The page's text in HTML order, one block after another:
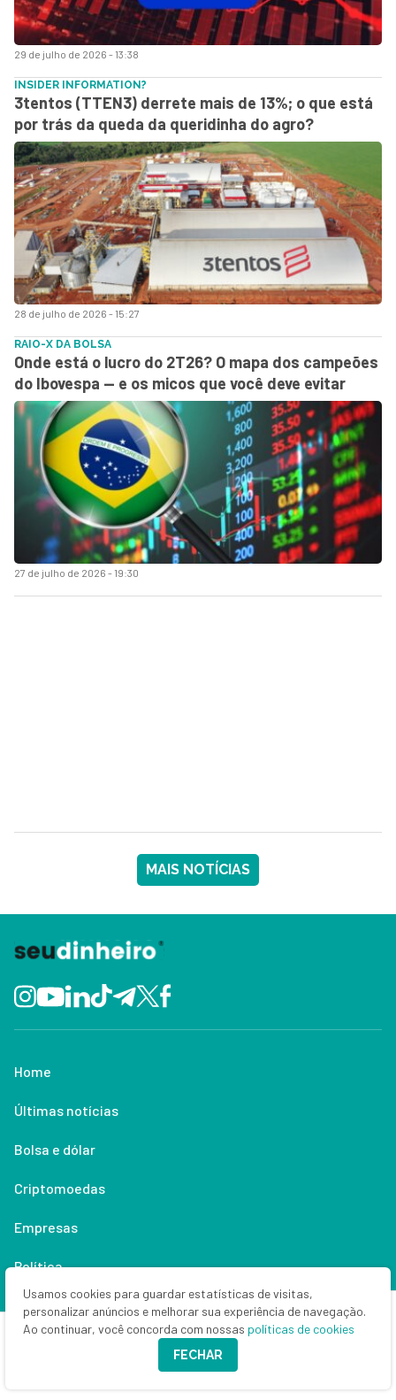
29 de julho de 2026 - 13:38
28 de julho de 2026 - 15:27
INSIDER INFORMATION?
3tentos (TTEN3) derrete mais de 13%; o que está
por trás da queda da queridinha do agro?
27 de julho de 2026 - 19:30
RAIO-X DA BOLSA
Onde está o lucro do 2T26? O mapa dos campeões
do Ibovespa — e os micos que você deve evitar
MAIS NOTÍCIAS
Home
Últimas notícias
Bolsa e dólar
Criptomoedas
Empresas
Política
Economia
Usamos cookies para guardar estatísticas de visitas,
personalizar anúncios e melhorar sua experiência de navegação.
Ao continuar, você concorda com nossas políticas de cookies
FECHAR